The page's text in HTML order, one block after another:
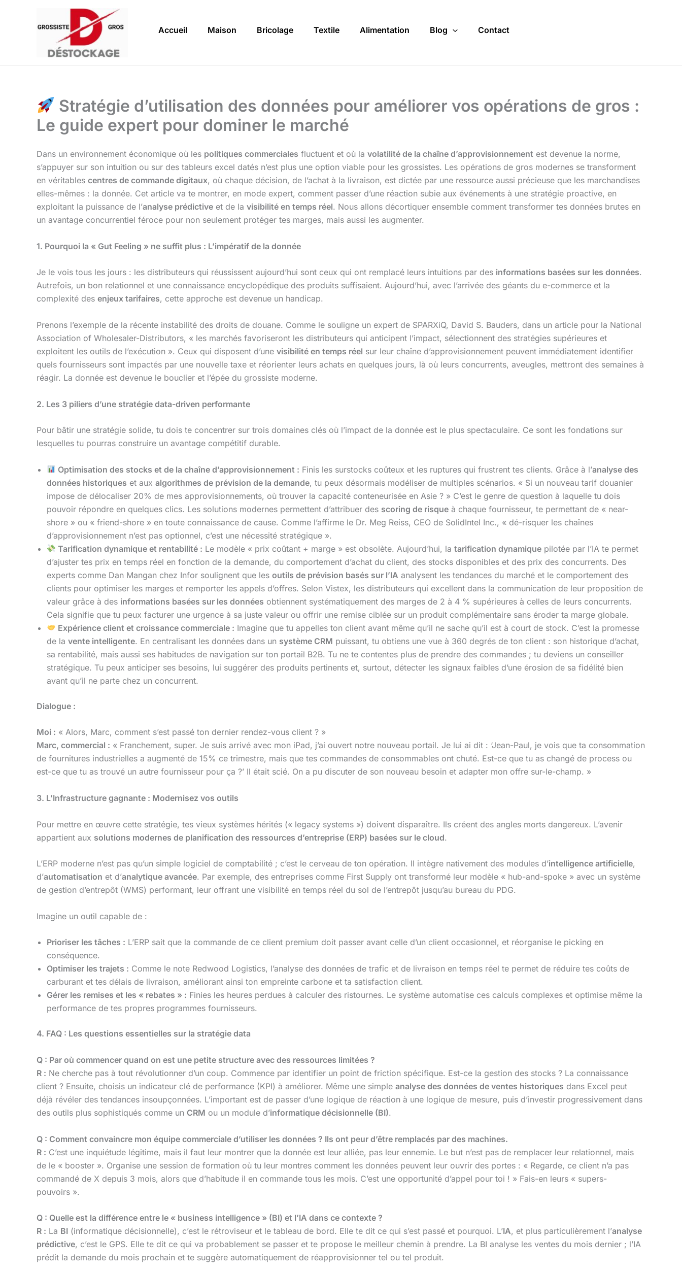
Accueil Maison Bricolage Textile Alimentation Blog Contact
Stratégie d’utilisation des données pour améliorer vos opérations de gros :
Le guide expert pour dominer le marché
Dans un environnement économique où les politiques commerciales fluctuent et où la volatilité de la chaîne d’approvisionnement est devenue la norme,
s’appuyer sur son intuition ou sur des tableurs excel datés n’est plus une option viable pour les grossistes. Les opérations de gros modernes se transforment
en véritables centres de commande digitaux, où chaque décision, de l’achat à la livraison, est dictée par une ressource aussi précieuse que les marchandises
elles-mêmes : la donnée. Cet article va te montrer, en mode expert, comment passer d’une réaction subie aux événements à une stratégie proactive, en
exploitant la puissance de l’analyse prédictive et de la visibilité en temps réel. Nous allons décortiquer ensemble comment transformer tes données brutes en
un avantage concurrentiel féroce pour non seulement protéger tes marges, mais aussi les augmenter.
1. Pourquoi la « Gut Feeling » ne suffit plus : L’impératif de la donnée
Je le vois tous les jours : les distributeurs qui réussissent aujourd’hui sont ceux qui ont remplacé leurs intuitions par des informations basées sur les données.
Autrefois, un bon relationnel et une connaissance encyclopédique des produits suffisaient. Aujourd’hui, avec l’arrivée des géants du e-commerce et la
complexité des enjeux tarifaires, cette approche est devenue un handicap.
Prenons l’exemple de la récente instabilité des droits de douane. Comme le souligne un expert de SPARXiQ, David S. Bauders, dans un article pour la National
Association of Wholesaler-Distributors, « les marchés favoriseront les distributeurs qui anticipent l’impact, sélectionnent des stratégies supérieures et
exploitent les outils de l’exécution ». Ceux qui disposent d’une visibilité en temps réel sur leur chaîne d’approvisionnement peuvent immédiatement identifier
quels fournisseurs sont impactés par une nouvelle taxe et réorienter leurs achats en quelques jours, là où leurs concurrents, aveugles, mettront des semaines à
réagir. La donnée est devenue le bouclier et l’épée du grossiste moderne.
2. Les 3 piliers d’une stratégie data-driven performante
Pour bâtir une stratégie solide, tu dois te concentrer sur trois domaines clés où l’impact de la donnée est le plus spectaculaire. Ce sont les fondations sur
lesquelles tu pourras construire un avantage compétitif durable.
Optimisation des stocks et de la chaîne d’approvisionnement : Finis les surstocks coûteux et les ruptures qui frustrent tes clients. Grâce à l’analyse des
données historiques et aux algorithmes de prévision de la demande, tu peux désormais modéliser de multiples scénarios. « Si un nouveau tarif douanier
impose de délocaliser 20% de mes approvisionnements, où trouver la capacité conteneurisée en Asie ? » C’est le genre de question à laquelle tu dois
pouvoir répondre en quelques clics. Les solutions modernes permettent d’attribuer des scoring de risque à chaque fournisseur, te permettant de « near-
shore » ou « friend-shore » en toute connaissance de cause. Comme l’affirme le Dr. Meg Reiss, CEO de SolidIntel Inc., « dé-risquer les chaînes
d’approvisionnement n’est pas optionnel, c’est une nécessité stratégique ».
Tarification dynamique et rentabilité : Le modèle « prix coûtant + marge » est obsolète. Aujourd’hui, latarification dynamique pilotée par l’IA te permet
d’ajuster tes prix en temps réel en fonction de la demande, du comportement d’achat du client, des stocks disponibles et des prix des concurrents. Des
experts comme Dan Mangan chez Infor soulignent que les outils de prévision basés sur l’IA analysent les tendances du marché et le comportement des
clients pour optimiser les marges et remporter les appels d’offres. Selon Vistex, les distributeurs qui excellent dans la communication de leur proposition de
valeur grâce à des informations basées sur les données obtiennent systématiquement des marges de 2 à 4 % supérieures à celles de leurs concurrents.
Cela signifie que tu peux facturer une urgence à sa juste valeur ou offrir une remise ciblée sur un produit complémentaire sans éroder ta marge globale.
Expérience client et croissance commerciale : Imagine que tu appelles ton client avant même qu’il ne sache qu’il est à court de stock. C’est la promesse
de la vente intelligente. En centralisant les données dans un système CRM puissant, tu obtiens une vue à 360 degrés de ton client : son historique d’achat,
sa rentabilité, mais aussi ses habitudes de navigation sur ton portail B2B. Tu ne te contentes plus de prendre des commandes ; tu deviens un conseiller
stratégique. Tu peux anticiper ses besoins, lui suggérer des produits pertinents et, surtout, détecter les signaux faibles d’une érosion de sa fidélité bien
avant qu’il ne parte chez un concurrent.
Dialogue :
Moi : « Alors, Marc, comment s’est passé ton dernier rendez-vous client ? »
Marc, commercial : « Franchement, super. Je suis arrivé avec mon iPad, j’ai ouvert notre nouveau portail. Je lui ai dit : ‘Jean-Paul, je vois que ta consommation
de fournitures industrielles a augmenté de 15% ce trimestre, mais que tes commandes de consommables ont chuté. Est-ce que tu as changé de process ou
est-ce que tu as trouvé un autre fournisseur pour ça ?’ Il était scié. On a pu discuter de son nouveau besoin et adapter mon offre sur-le-champ. »
3. L’Infrastructure gagnante : Modernisez vos outils
Pour mettre en œuvre cette stratégie, tes vieux systèmes hérités (« legacy systems ») doivent disparaître. Ils créent des angles morts dangereux. L’avenir
appartient aux solutions modernes de planification des ressources d’entreprise (ERP) basées sur le cloud.
L’ERP moderne n’est pas qu’un simple logiciel de comptabilité ; c’est le cerveau de ton opération. Il intègre nativement des modules d’intelligence artificielle,
d’automatisation et d’analytique avancée. Par exemple, des entreprises comme First Supply ont transformé leur modèle « hub-and-spoke » avec un système
de gestion d’entrepôt (WMS) performant, leur offrant une visibilité en temps réel du sol de l’entrepôt jusqu’au bureau du PDG.
Imagine un outil capable de :
Prioriser les tâches : L’ERP sait que la commande de ce client premium doit passer avant celle d’un client occasionnel, et réorganise le picking en
conséquence.
Optimiser les trajets : Comme le note Redwood Logistics, l’analyse des données de trafic et de livraison en temps réel te permet de réduire tes coûts de
carburant et tes délais de livraison, améliorant ainsi ton empreinte carbone et ta satisfaction client.
Gérer les remises et les « rebates » : Finies les heures perdues à calculer des ristournes. Le système automatise ces calculs complexes et optimise même la
performance de tes propres programmes fournisseurs.
4. FAQ : Les questions essentielles sur la stratégie data
Q : Par où commencer quand on est une petite structure avec des ressources limitées ?
R : Ne cherche pas à tout révolutionner d’un coup. Commence par identifier un point de friction spécifique. Est-ce la gestion des stocks ? La connaissance
client ? Ensuite, choisis un indicateur clé de performance (KPI) à améliorer. Même une simple analyse des données de ventes historiques dans Excel peut
déjà révéler des tendances insoupçonnées. L’important est de passer d’une logique de réaction à une logique de mesure, puis d’investir progressivement dans
des outils plus sophistiqués comme un CRM ou un module d’informatique décisionnelle (BI).
Q : Comment convaincre mon équipe commerciale d’utiliser les données ? Ils ont peur d’être remplacés par des machines.
R : C’est une inquiétude légitime, mais il faut leur montrer que la donnée est leur alliée, pas leur ennemie. Le but n’est pas de remplacer leur relationnel, mais
de le « booster ». Organise une session de formation où tu leur montres comment les données peuvent leur ouvrir des portes : « Regarde, ce client n’a pas
commandé de X depuis 3 mois, alors que d’habitude il en commande tous les mois. C’est une opportunité d’appel pour toi ! » Fais-en leurs « supers-
pouvoirs ».
Q : Quelle est la différence entre le « business intelligence » (BI) et l’IA dans ce contexte ?
R : La BI (informatique décisionnelle), c’est le rétroviseur et le tableau de bord. Elle te dit ce qui s’est passé et pourquoi. L’IA, et plus particulièrement l’analyse
prédictive, c’est le GPS. Elle te dit ce qui va probablement se passer et te propose le meilleur chemin à prendre. La BI analyse les ventes du mois dernier ; l’IA
prédit la demande du mois prochain et te suggère automatiquement de réapprovisionner tel ou tel produit.